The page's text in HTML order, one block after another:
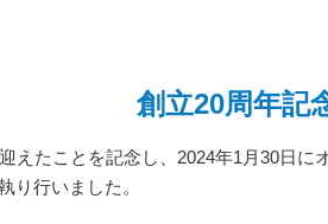
創立20周年記
えたことを記念し、2024年1月30日に
り行いました。